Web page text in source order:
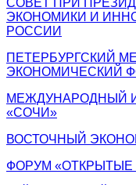
СОВЕТ ПРИ
ЭКОНОМИКИ И
РОССИИ
ПЕТЕРБУРГСКИЙ
ЭКОНОМИЧЕСКИЙ
МЕЖДУНАРОДНЫЙ
«СОЧИ»
ВОСТОЧНЫЙ
ФОРУМ